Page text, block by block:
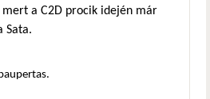
mert a C2D procik idején már
Sata.